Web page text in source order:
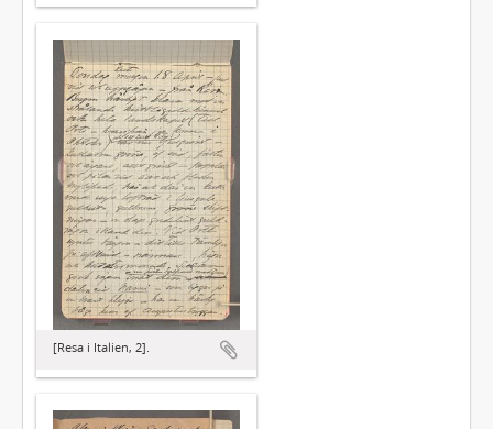
[Resa i Italien, 2].